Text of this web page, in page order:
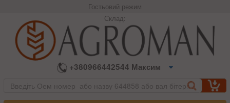
Гостьовий режим
Склад:
+380966442544 Максим